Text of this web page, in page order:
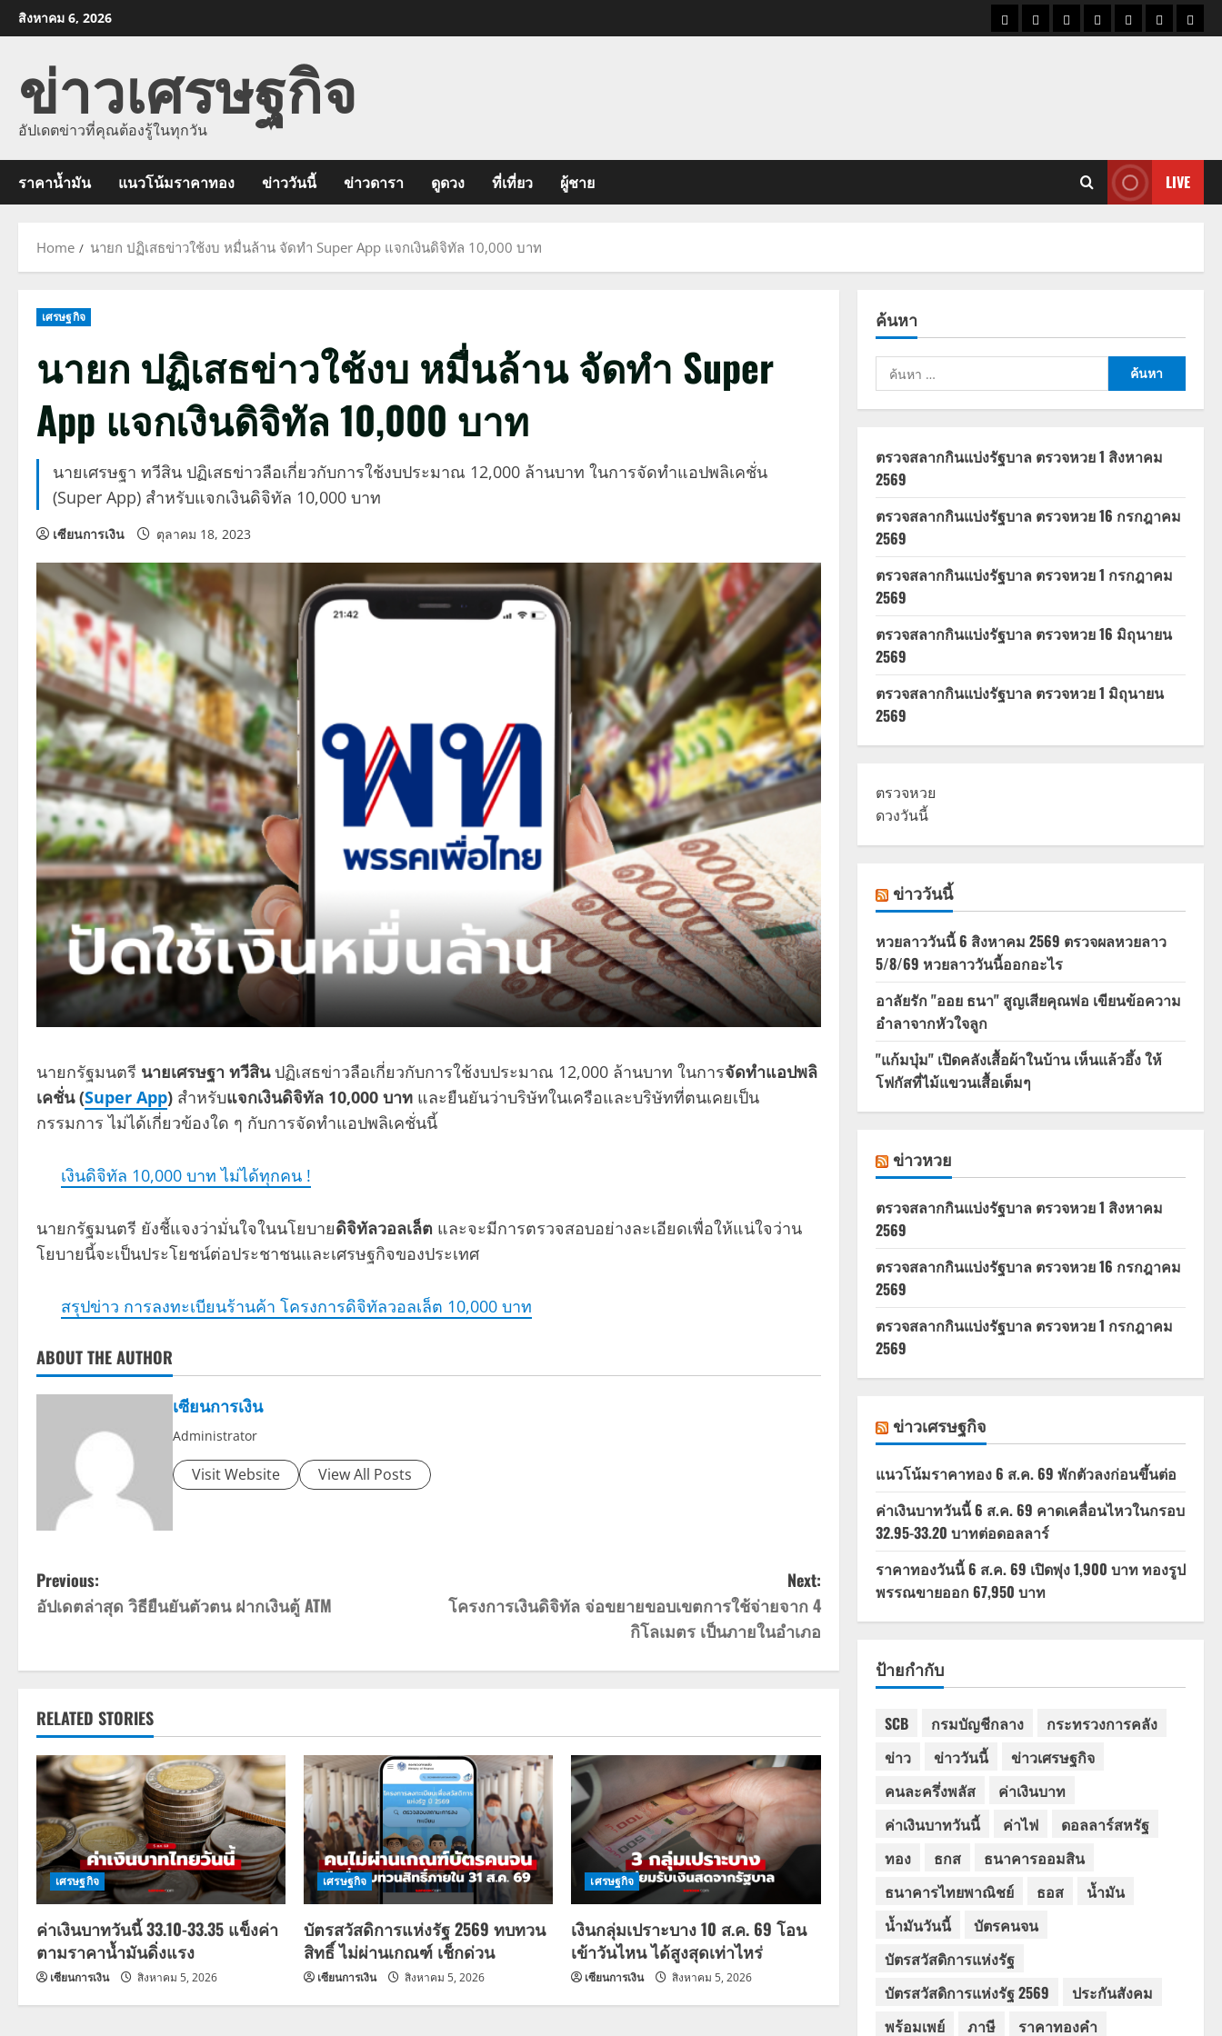
Skip
to
สิงหาคม 6, 2026
ราคาแนว
ข่าว
ข่าว
ดูด
ที่
ผู้ชา
ข่าวเศรษฐกิจ
อัปเดตข่าวที่คุณต้องรู้ในทุกวัน
ราคาน้ำมัน แนวโน้มราคาทอง ข่าววันนี้ ข่าวดารา ดูดวง ที่เที่ยว ผู้ชาย LIVE
Home นายก ปฏิเสธข่าวใช้งบ หมื่นล้าน จัดทำ Super App แจกเงินดิจิทัล 10,000 บาท
เศรษฐกิจ
นายก ปฏิเสธข่าวใช้งบ หมื่นล้าน จัดทำ Super
App แจกเงินดิจิทัล 10,000 บาท
นายเศรษฐา ทวีสิน ปฏิเสธข่าวลือเกี่ยวกับการใช้งบประมาณ 12,000 ล้านบาท ในการจัดทำแอปพลิเคชั่น
(Super App) สำหรับแจกเงินดิจิทัล 10,000 บาท
เซียนการเงิน ตุลาคม 18, 2023
นายกรัฐมนตรี นายเศรษฐา ทวีสิน ปฏิเสธข่าวลือเกี่ยวกับการใช้งบประมาณ 12,000 ล้านบาท ในการจัดทำแอปพลิ
เคชั่น (Super App) สำหรับแจกเงินดิจิทัล 10,000 บาท และยืนยันว่าบริษัทในเครือและบริษัทที่ตนเคยเป็น
กรรมการ ไม่ได้เกี่ยวข้องใด ๆ กับการจัดทำแอปพลิเคชั่นนี้
เงินดิจิทัล 10,000 บาท ไม่ได้ทุกคน !
นายกรัฐมนตรี ยังชี้แจงว่ามั่นใจในนโยบายดิจิทัลวอลเล็ต และจะมีการตรวจสอบอย่างละเอียดเพื่อให้แน่ใจว่าน
โยบายนี้จะเป็นประโยชน์ต่อประชาชนและเศรษฐกิจของประเทศ
สรุปข่าว การลงทะเบียนร้านค้า โครงการดิจิทัลวอลเล็ต 10,000 บาท
ABOUT THE AUTHOR
เซียนการเงิน
Administrator
Visit Website View All Posts
P
o
s
n
a
v
i
g
a
t
i
Previous:
อัปเดตล่าสุด วิธียืนยันตัวตน ฝากเงินตู้ ATM
Next:
โครงการเงินดิจิทัล จ่อขยายขอบเขตการใช้จ่ายจาก 4
กิโลเมตร เป็นภายในอำเภอ
RELATED STORIES
เศรษฐกิจ
ค่าเงินบาทวันนี้ 33.10-33.35 แข็งค่า
ตามราคาน้ำมันดิ่งแรง
เซียนการเงิน สิงหาคม 5, 2026
เศรษฐกิจ
บัตรสวัสดิการแห่งรัฐ 2569 ทบทวน
สิทธิ์ ไม่ผ่านเกณฑ์ เช็กด่วน
เซียนการเงิน สิงหาคม 5, 2026
เศรษฐกิจ
เงินกลุ่มเปราะบาง 10 ส.ค. 69 โอน
เข้าวันไหน ได้สูงสุดเท่าไหร่
เซียนการเงิน สิงหาคม 5, 2026
ค้นหา
ค้นหา
สำหรับ:
ตรวจสลากกินแบ่งรัฐบาล ตรวจหวย 1 สิงหาคม
2569
ตรวจสลากกินแบ่งรัฐบาล ตรวจหวย 16 กรกฎาคม
2569
ตรวจสลากกินแบ่งรัฐบาล ตรวจหวย 1 กรกฎาคม
2569
ตรวจสลากกินแบ่งรัฐบาล ตรวจหวย 16 มิถุนายน
2569
ตรวจสลากกินแบ่งรัฐบาล ตรวจหวย 1 มิถุนายน
2569
ตรวจหวย
ดวงวันนี้
ข่าววันนี้
หวยลาววันนี้ 6 สิงหาคม 2569 ตรวจผลหวยลาว
5/8/69 หวยลาววันนี้ออกอะไร
อาลัยรัก "ออย ธนา" สูญเสียคุณพ่อ เขียนข้อความ
อำลาจากหัวใจลูก
"แก้มบุ๋ม" เปิดคลังเสื้อผ้าในบ้าน เห็นแล้วอึ้ง ให้
โฟกัสที่ไม้แขวนเสื้อเต็มๆ
ข่าวหวย
ตรวจสลากกินแบ่งรัฐบาล ตรวจหวย 1 สิงหาคม
2569
ตรวจสลากกินแบ่งรัฐบาล ตรวจหวย 16 กรกฎาคม
2569
ตรวจสลากกินแบ่งรัฐบาล ตรวจหวย 1 กรกฎาคม
2569
ข่าวเศรษฐกิจ
แนวโน้มราคาทอง 6 ส.ค. 69 พักตัวลงก่อนขึ้นต่อ
ค่าเงินบาทวันนี้ 6 ส.ค. 69 คาดเคลื่อนไหวในกรอบ
32.95-33.20 บาทต่อดอลลาร์
ราคาทองวันนี้ 6 ส.ค. 69 เปิดพุ่ง 1,900 บาท ทองรูป
พรรณขายออก 67,950 บาท
ป้ายกำกับ
SCB กรมบัญชีกลาง
กระทรวงการคลัง
ข่าว
ข่าววันนี้
ข่าวเศรษฐกิจ
คนละครึ่งพลัส
ค่าเงินบาท
ค่าเงินบาทวันนี้
ค่าไฟ
ดอลลาร์สหรัฐ
ทอง
ธกส
ธนาคารออมสิน
ธนาคารไทยพาณิชย์
ธอส
น้ำมัน
น้ำมันวันนี้
บัตรคนจน
บัตรสวัสดิการแห่งรัฐ
บัตรสวัสดิการแห่งรัฐ 2569
ประกันสังคม
พร้อมเพย์
ภาษี ราคาทองคำ